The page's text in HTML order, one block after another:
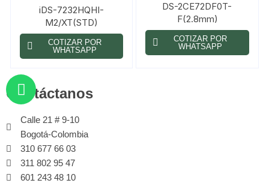
iDS-7232HQHI-
M2/XT(STD)
COTIZAR POR
WHATSAPP
DS-2CE72DF0T-
F(2.8mm)
COTIZAR POR
WHATSAPP
Contáctanos
Calle 21 # 9-10
Bogotá-Colombia
310 677 66 03
311 802 95 47
601 243 48 10